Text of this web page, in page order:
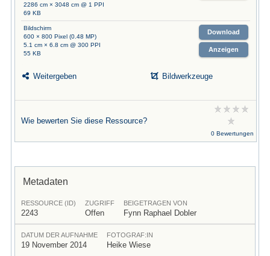
2286 cm × 3048 cm @ 1 PPI
69 KB
Bildschirm
600 × 800 Pixel (0.48 MP)
5.1 cm × 6.8 cm @ 300 PPI
55 KB
Download
Anzeigen
Weitergeben Bildwerkzeuge
Wie bewerten Sie diese Ressource?
0 Bewertungen
Metadaten
RESSOURCE (ID)
2243
ZUGRIFF
Offen
BEIGETRAGEN VON
Fynn Raphael Dobler
DATUM DER AUFNAHME
19 November 2014
FOTOGRAF:IN
Heike Wiese